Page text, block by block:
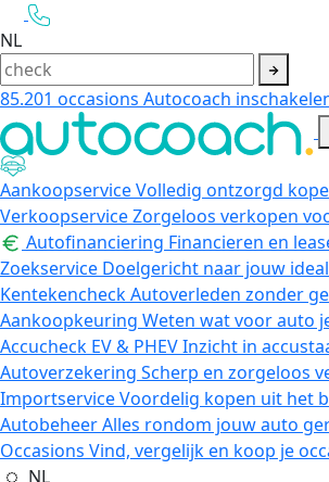
NL
85.201 occasions Autocoach
AankoopserviceVolledig ontzorgd
VerkoopserviceZorgeloos verkopen
Autofinanciering Financieren en
Zoekservice Doelgericht naar jouw
KentekencheckAutoverleden zonder
Aankoopkeuring Weten wat voor auto
Accucheck EV & PHEVInzicht in
Autoverzekering Scherp en zorgeloos
ImportserviceVoordelig kopen uit het
AutobeheerAlles rondom jouw auto
Occasions Vind, vergelijk en koop je
NL